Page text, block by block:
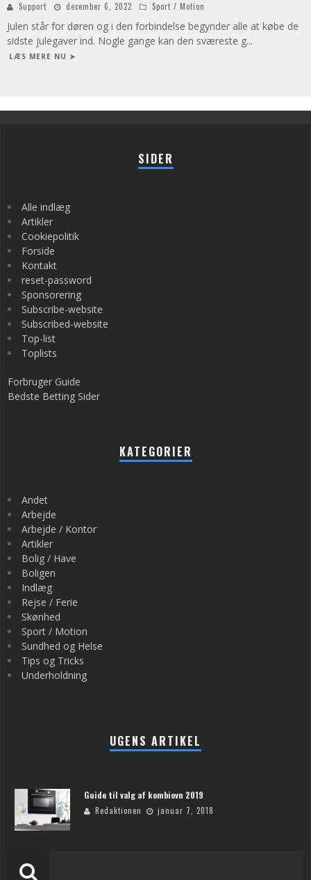
Support december 6, 2022 Sport / Motion
Julen står for døren og i den forbindelse begynder alle at købe de
sidste julegaver ind. Nogle gange kan den sværeste g...
LÆS MERE NU ➤
SIDER
Alle indlæg
Artikler
Cookiepolitik
Forside
Kontakt
reset-password
Sponsorering
Subscribe-website
Subscribed-website
Top-list
Toplists
Forbruger Guide
Bedste Betting Sider
KATEGORIER
Andet
Arbejde
Arbejde / Kontor
Artikler
Bolig / Have
Boligen
Indlæg
Rejse / Ferie
Skønhed
Sport / Motion
Sundhed og Helse
Tips og Tricks
Underholdning
UGENS ARTIKEL
Guide til valg af kombiovn 2019
Redaktionen januar 7, 2018